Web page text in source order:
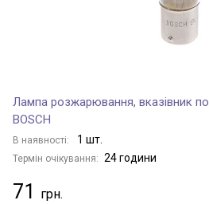
Лампа розжарювання, вказівник
BOSCH
В наявності: 1 шт.
Термін очікування: 24 години
71